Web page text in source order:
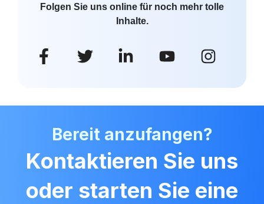
Folgen Sie uns online für noch mehr tolle
Inhalte.
Bereit anzufangen?
Kontaktieren Sie uns
oder starten Sie eine